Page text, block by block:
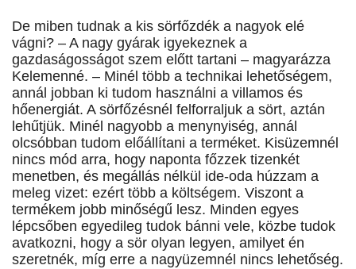
De miben tudnak a kis sörfőzdék a nagyok elé
vágni? – A nagy gyárak igyekeznek a
gazdaságosságot szem előtt tartani – magyarázza
Kelemenné. – Minél több a technikai lehetőségem,
annál jobban ki tudom használni a villamos és
hőenergiát. A sörfőzésnél felforraljuk a sört, aztán
lehűtjük. Minél nagyobb a menynyiség, annál
olcsóbban tudom előállítani a terméket. Kisüzemnél
nincs mód arra, hogy naponta főzzek tizenkét
menetben, és megállás nélkül ide-oda húzzam a
meleg vizet: ezért több a költségem. Viszont a
termékem jobb minőségű lesz. Minden egyes
lépcsőben egyedileg tudok bánni vele, közbe tudok
avatkozni, hogy a sör olyan legyen, amilyet én
szeretnék, míg erre a nagyüzemnél nincs lehetőség.